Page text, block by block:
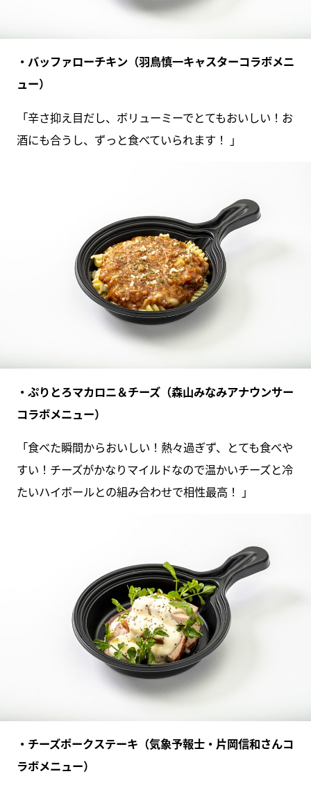
・バッファローチキン（羽鳥慎一キャスターコラボメニ
ュー）
「辛さ抑え目だし、ボリューミーでとてもおいしい！お
酒にも合うし、ずっと食べていられます！ 」
・ぷりとろマカロニ＆チーズ（森山みなみアナウンサー
コラボメニュー）
「食べた瞬間からおいしい！熱々過ぎず、とても食べや
すい！チーズがかなりマイルドなので温かいチーズと冷
たいハイボールとの組み合わせで相性最高！ 」
・チーズポークステーキ（気象予報士・片岡信和さんコ
ラボメニュー）